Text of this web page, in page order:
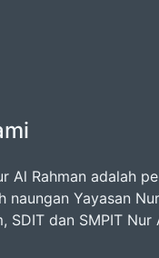
Al Rahman adalah
naungan Yayasan
SDIT dan SMPIT Nur